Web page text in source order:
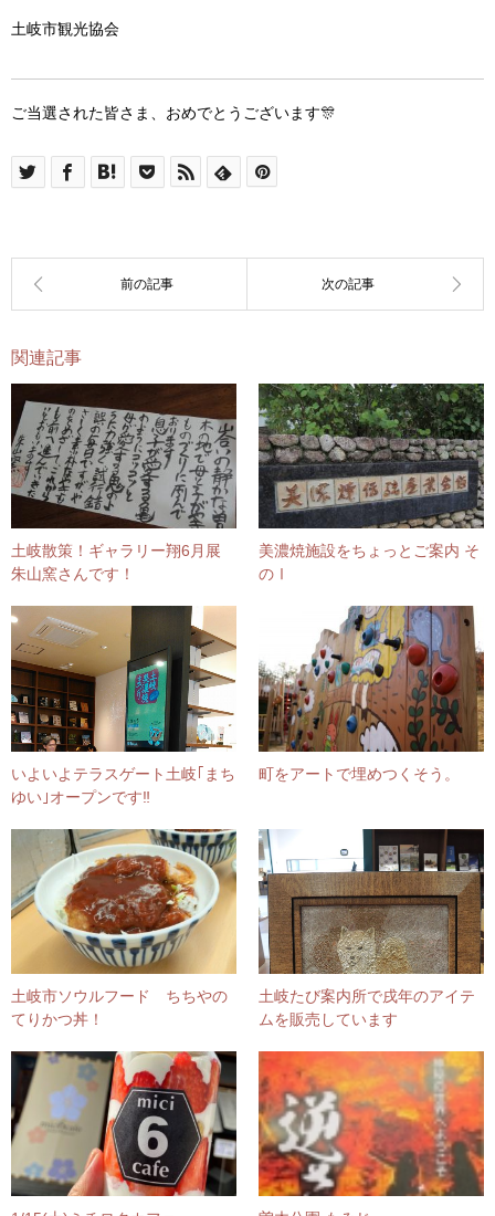
土岐市観光協会
ご当選された皆さま、おめでとうございます🎊
関連記事
土岐散策！ギャラリー翔6月展
朱山窯さんです！
美濃焼施設をちょっとご案内 そ
のⅠ
いよいよテラスゲート土岐｢まち
ゆい｣オープンです‼
町をアートで埋めつくそう。
土岐市ソウルフード ちちやの
てりかつ丼！
土岐たび案内所で戌年のアイテ
ムを販売しています